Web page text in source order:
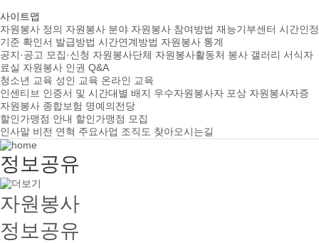
사이트맵
자원봉사 정의 자원봉사 분야 자원봉사 참여방법 재능기부센터 시간인정
기준 확인서 발급방법 시간연계방법 자원봉사 통계
공지·공고 모집·신청 자원봉사단체 자원봉사활동처 봉사 갤러리 서식자
료실 자원봉사 인권 Q&A
청소년 교육 성인 교육 온라인 교육
인센티브 인증서 및 시간대별 배지 우수자원봉사자 포상 자원봉사자증
자원봉사 종합보험 명예의전당
할인가맹점 안내 할인가맹점 모집
인사말 비전 연혁 주요사업 조직도 찾아오시는길
정보공유
자원봉사
정보공유